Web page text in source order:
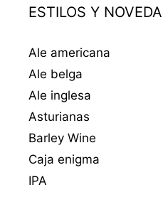
ESTILOS Y
Ale americana
Ale belga
Ale inglesa
Asturianas
Barley Wine
Caja enigma
IPA